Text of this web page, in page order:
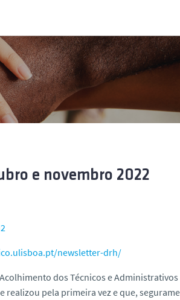
e novembro 2022
newsletter-drh/
dos Técnicos e
realizou pela primeira vez e que,